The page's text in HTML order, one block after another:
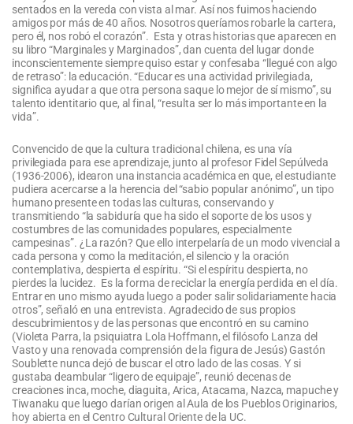
sentados en la vereda con vista al mar. Así nos fuimos haciendo
amigos por más de 40 años. Nosotros queríamos robarle la cartera,
pero él, nos robó el corazón”. Esta y otras historias que aparecen en
su libro “Marginales y Marginados”, dan cuenta del lugar donde
inconscientemente siempre quiso estar y confesaba “llegué con algo
de retraso”: la educación. “Educar es una actividad privilegiada,
significa ayudar a que otra persona saque lo mejor de sí mismo”, su
talento identitario que, al final, “resulta ser lo más importante en la
vida”.
Convencido de que la cultura tradicional chilena, es una vía
privilegiada para ese aprendizaje, junto al profesor Fidel Sepúlveda
(1936-2006), idearon una instancia académica en que, el estudiante
pudiera acercarse a la herencia del “sabio popular anónimo”, un tipo
humano presente en todas las culturas, conservando y
transmitiendo “la sabiduría que ha sido el soporte de los usos y
costumbres de las comunidades populares, especialmente
campesinas”. ¿La razón? Que ello interpelaría de un modo vivencial a
cada persona y como la meditación, el silencio y la oración
contemplativa, despierta el espíritu. “Si el espíritu despierta, no
pierdes la lucidez. Es la forma de reciclar la energía perdida en el día.
Entrar en uno mismo ayuda luego a poder salir solidariamente hacia
otros”, señaló en una entrevista. Agradecido de sus propios
descubrimientos y de las personas que encontró en su camino
(Violeta Parra, la psiquiatra Lola Hoffmann, el filósofo Lanza del
Vasto y una renovada comprensión de la figura de Jesús) Gastón
Soublette nunca dejó de buscar el otro lado de las cosas. Y si
gustaba deambular “ligero de equipaje”, reunió decenas de
creaciones inca, moche, diaguita, Arica, Atacama, Nazca, mapuche y
Tiwanaku que luego darían origen al Aula de los Pueblos Originarios,
hoy abierta en el Centro Cultural Oriente de la UC.